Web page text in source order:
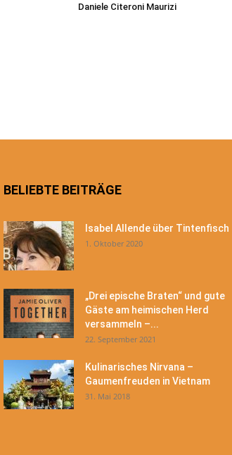
Daniele Citeroni Maurizi
BELIEBTE BEITRÄGE
Isabel Allende über Tintenfisch
1. Oktober 2020
„Drei epische Braten“ und gute
Gäste am heimischen Herd
versammeln –...
22. September 2021
Kulinarisches Nirvana –
Gaumenfreuden in Vietnam
31. Mai 2018